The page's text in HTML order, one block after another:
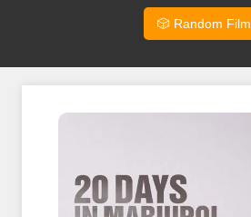
🎲 Random Film